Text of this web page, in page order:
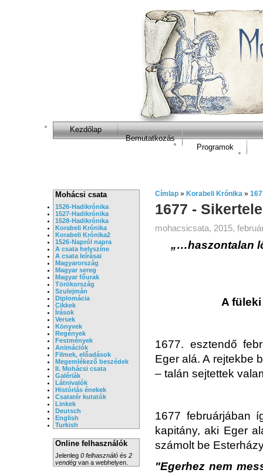
Kezdőlap
Bemutatkozás
Programok
Mohácsi csata
1526-Hadikrónika
1527-Hadikrónika
1528-Hadikrónika
Korabeli Krónika
Korabeli Krónika2
1526-Napról napra
A csata helyszíne
A csata leírásai
Magyarország
Magyar sereg
Magyar főurak
Törökország
Szulejmán
Diplomácia
Cikkek
Írások
Versek
Könyvek
Regények
Festmények
Animációk
Filmek, előadások
Megemlékező beszédek
II. Mohácsi csata
Galériák
Látnivalók
Históriás énekek
Csatatér kutatók
Linkek
Deutsch
English
Turkish
Online felhasználók
Jelenleg 0 felhasználó és 2
vendég van a webhelyen.
Címlap » Korabeli Krónika »
1677 -
mohacsicsata, 2015,
„…haszontalan
A
1677. esztendő
Eger alá. A rejtekbe
– talán sejtettek
1677 februárjában
kapitány, aki Eger
számolt be
"Egerhez nem